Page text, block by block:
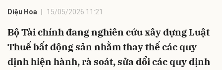
Diệu Hoa 15/05/2026 11:21
Bộ Tài chính đang nghiên cứu xây dựng Luật
Thuế bất động sản nhằm thay thế các quy
định hiện hành, rà soát, sửa đổi các quy định
Hủy